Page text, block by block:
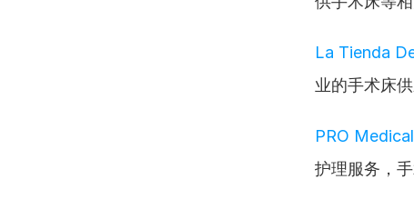
La Tienda
业的手术床
PRO
护理服务，